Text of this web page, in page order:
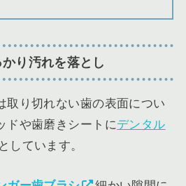
り汚れを落とし
取り切れない歯の表面につい
ドや歯磨きシートにデンタル
しています。